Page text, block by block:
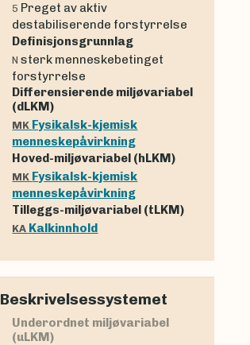
5 Preget av aktiv
destabiliserende forstyrrelse
Definisjonsgrunnlag
Nsterk menneskebetinget
forstyrrelse
Differensierende miljøvariabel
(dLKM)
MK Fysikalsk-kjemisk
menneskepåvirkning
Hoved-miljøvariabel (hLKM)
MK Fysikalsk-kjemisk
menneskepåvirkning
Tilleggs-miljøvariabel (tLKM)
KA Kalkinnhold
Beskrivelsessystemet
Underordnet miljøvariabel
(uLKM)